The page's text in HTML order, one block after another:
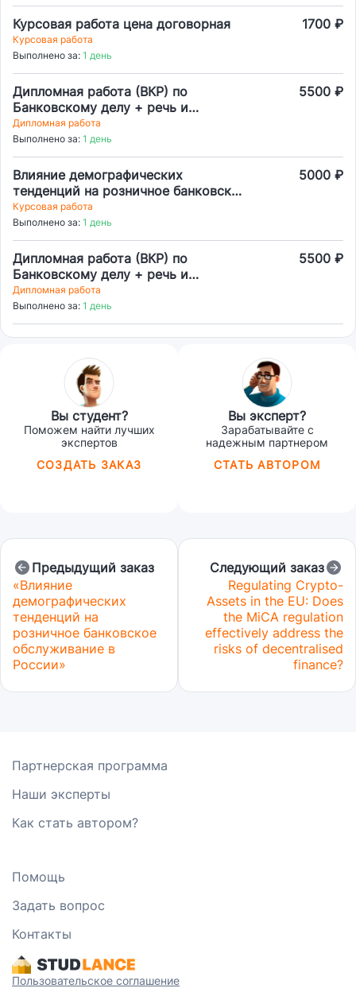
Курсовая работа цена договорная 1700 ₽
Курсовая работа
Выполнено за: 1 день
Дипломная работа (ВКР) по
Банковскому делу + речь и
презентация
5500 ₽
Дипломная работа
Выполнено за: 1 день
Влияние демографических
тенденций на розничное банковское
обслуживание в России
5000 ₽
Курсовая работа
Выполнено за: 1 день
Дипломная работа (ВКР) по
Банковскому делу + речь и
презентация
5500 ₽
Дипломная работа
Выполнено за: 1 день
Вы студент?
Поможем найти лучших
экспертов
СОЗДАТЬ ЗАКАЗ
Вы эксперт?
Зарабатывайте с
надежным партнером
СТАТЬ АВТОРОМ
Предыдущий заказ
«Влияние
демографических
тенденций на
розничное банковское
обслуживание в
России»
Следующий заказ
Regulating Crypto-
Assets in the EU: Does
the MiCA regulation
effectively address the
risks of decentralised
finance?
Партнерская программа
Наши эксперты
Как стать автором?
Помощь
Задать вопрос
Контакты
Пользовательское соглашение